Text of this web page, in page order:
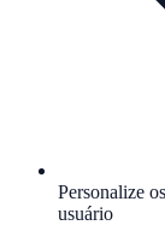
Personalize
usuário